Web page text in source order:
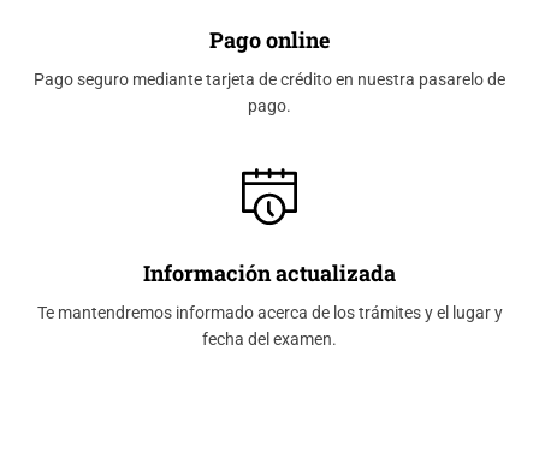
Pago online
Pago seguro mediante tarjeta de crédito en nuestra pasarelo de
pago.
Información actualizada
Te mantendremos informado acerca de los trámites y el lugar y
fecha del examen.